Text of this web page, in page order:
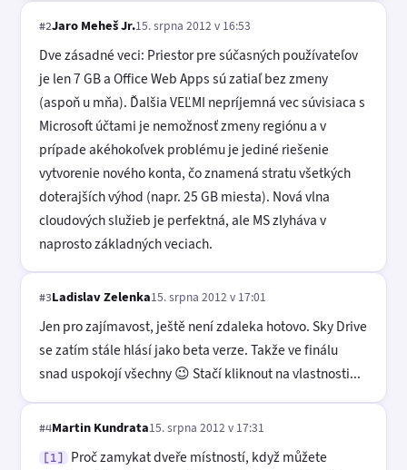
#2Jaro Meheš Jr.15. srpna 2012 v 16:53
Dve zásadné veci: Priestor pre súčasných používateľov
je len 7 GB a Office Web Apps sú zatiaľ bez zmeny
(aspoň u mňa). Ďalšia VEĽMI nepríjemná vec súvisiaca s
Microsoft účtami je nemožnosť zmeny regiónu a v
prípade akéhokoľvek problému je jediné riešenie
vytvorenie nového konta, čo znamená stratu všetkých
doterajších výhod (napr. 25 GB miesta). Nová vlna
cloudových služieb je perfektná, ale MS zlyháva v
naprosto základných veciach.
#3Ladislav Zelenka15. srpna 2012 v 17:01
Jen pro zajímavost, ještě není zdaleka hotovo. Sky Drive
se zatím stále hlásí jako beta verze. Takže ve finálu
snad uspokojí všechny 😉 Stačí kliknout na vlastnosti...
#4Martin Kundrata15. srpna 2012 v 17:31
[1]
Proč zamykat dveře místností, když můžete